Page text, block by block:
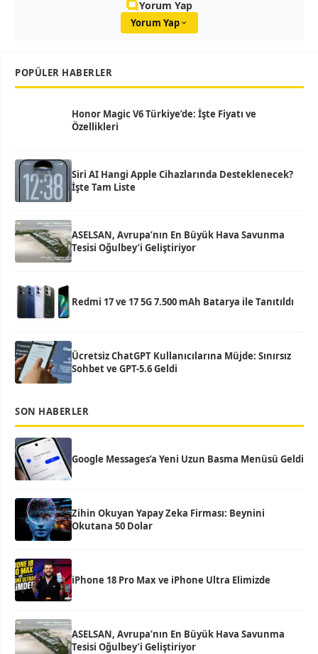
Yorum Yap
Yorum Yap
POPÜLER HABERLER
Honor Magic V6 Türkiye’de: İşte Fiyatı ve
Özellikleri
Siri AI Hangi Apple Cihazlarında Desteklenecek?
İşte Tam Liste
ASELSAN, Avrupa’nın En Büyük Hava Savunma
Tesisi Oğulbey’i Geliştiriyor
Redmi 17 ve 17 5G 7.500 mAh Batarya ile Tanıtıldı
Ücretsiz ChatGPT Kullanıcılarına Müjde: Sınırsız
Sohbet ve GPT-5.6 Geldi
SON HABERLER
Google Messages’a Yeni Uzun Basma Menüsü Geldi
Zihin Okuyan Yapay Zeka Firması: Beynini
Okutana 50 Dolar
iPhone 18 Pro Max ve iPhone Ultra Elimizde
ASELSAN, Avrupa’nın En Büyük Hava Savunma
Tesisi Oğulbey’i Geliştiriyor